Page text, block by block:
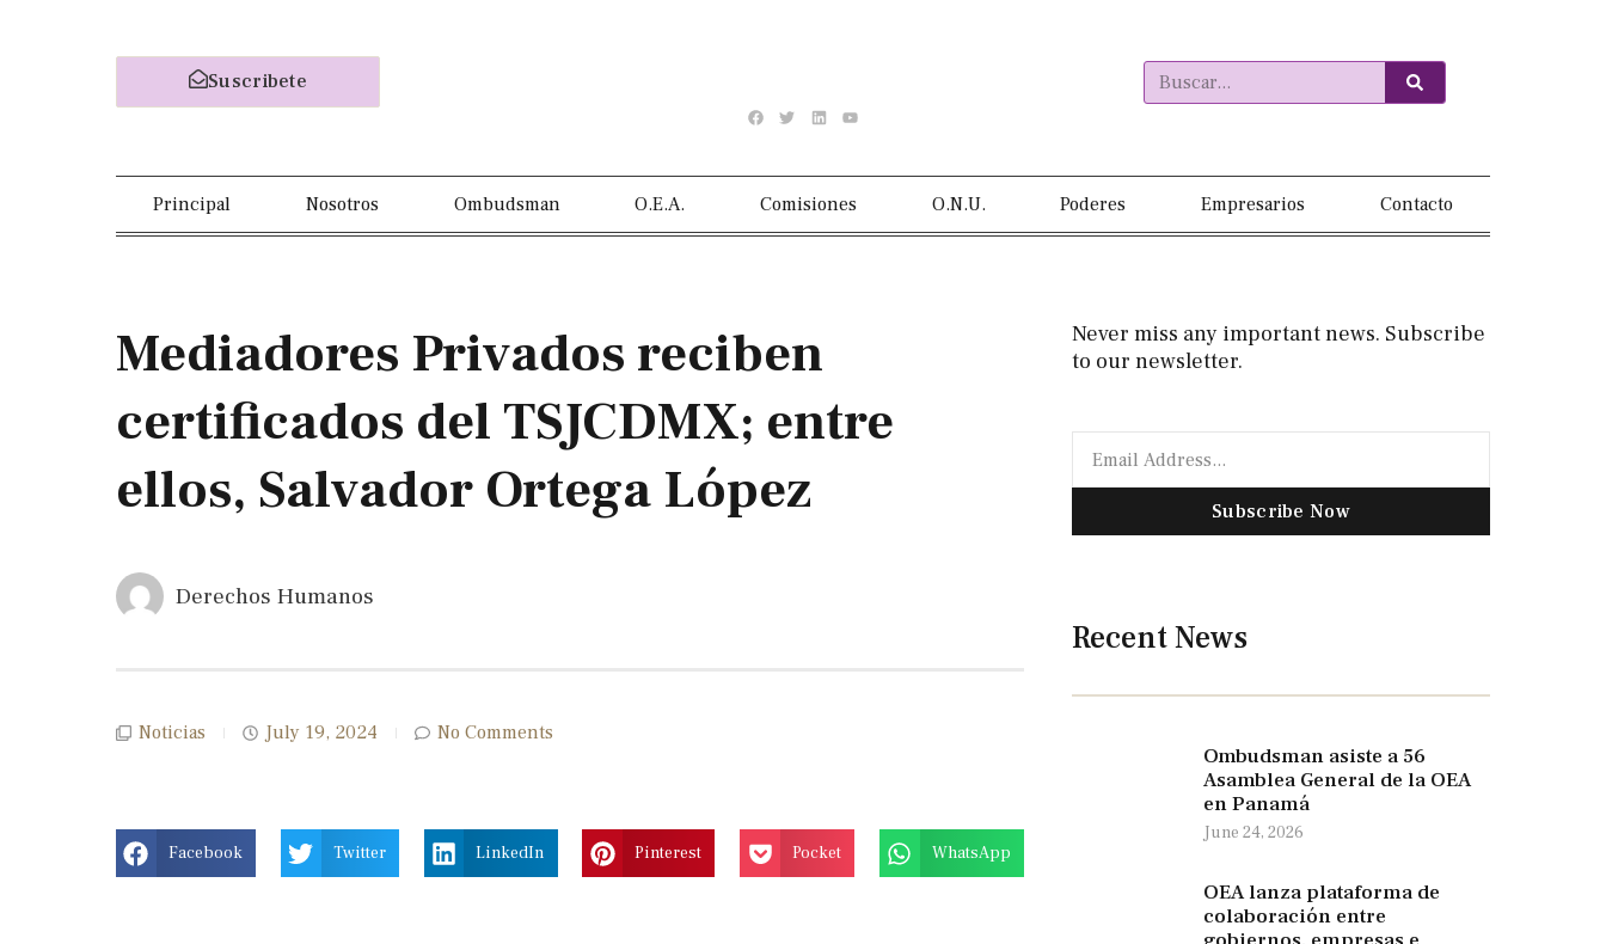
Suscribete
Principal Nosotros Ombudsman O.E.A. Comisiones O.N.U. Poderes Empresarios Contacto
Mediadores Privados reciben
certificados del TSJCDMX; entre
ellos, Salvador Ortega López
Derechos Humanos
Noticias July 19, 2024 No Comments
Facebook Twitter LinkedIn Pinterest Pocket WhatsApp
Never miss any important news. Subscribe
to our newsletter.
Subscribe Now
Recent News
Ombudsman asiste a 56
Asamblea General de la OEA
en Panamá
June 24, 2026
OEA lanza plataforma de
colaboración entre